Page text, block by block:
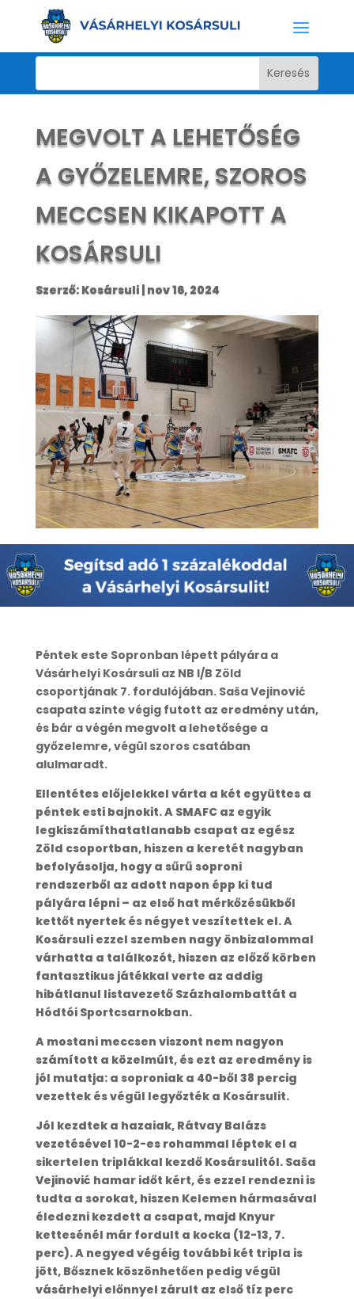
MEGVOLT A LEHETŐSÉG
A GYŐZELEMRE, SZOROS
MECCSEN KIKAPOTT A
KOSÁRSULI
Szerző: Kosársuli| nov 16, 2024
Péntek este Sopronban lépett pályára a
Vásárhelyi Kosársuli az NB I/B Zöld
csoportjának 7. fordulójában. Saša Vejinović
csapata szinte végig futott az eredmény után,
és bár a végén megvolt a lehetősége a
győzelemre, végül szoros csatában
alulmaradt.
Ellentétes előjelekkel várta a két együttes a
péntek esti bajnokit. A SMAFC az egyik
legkiszámíthatatlanabb csapat az egész
Zöld csoportban, hiszen a keretét nagyban
befolyásolja, hogy a sűrű soproni
rendszerből az adott napon épp ki tud
pályára lépni – az első hat mérkőzésükből
kettőt nyertek és négyet veszítettek el. A
Kosársuli ezzel szemben nagy önbizalommal
várhatta a találkozót, hiszen az előző körben
fantasztikus játékkal verte az addig
hibátlanul listavezető Százhalombattát a
Hódtói Sportcsarnokban.
A mostani meccsen viszont nem nagyon
számított a közelmúlt, és ezt az eredmény is
jól mutatja: a soproniak a 40-ből 38 percig
vezettek és végül legyőzték a Kosársulit.
Jól kezdtek a hazaiak, Rátvay Balázs
vezetésével 10-2-es rohammal léptek el a
sikertelen triplákkal kezdő Kosársulitól. Saša
Vejinović hamar időt kért, és ezzel rendezni is
tudta a sorokat, hiszen Kelemen hármasával
éledezni kezdett a csapat, majd Knyur
kettesénél már fordult a kocka (12-13, 7.
perc). A negyed végéig további két tripla is
jött, Bősznek köszönhetően pedig végül
vásárhelyi előnnyel zárult az első tíz perc